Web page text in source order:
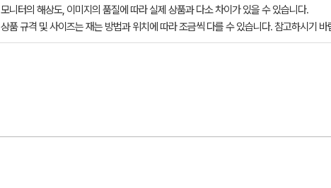
모니터의 해상도, 이미지의 품질에 따라 실제 상품과 다소 차이가 있을 수 있습니다.
상품 규격 및 사이즈는 재는 방법과 위치에 따라 조금씩 다를 수 있습니다. 참고하시기 바